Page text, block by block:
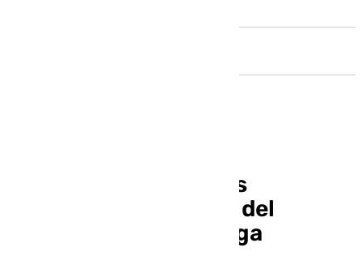
Así son algunas de las
viviendas protegidas del
Distrito Zeta de Málaga